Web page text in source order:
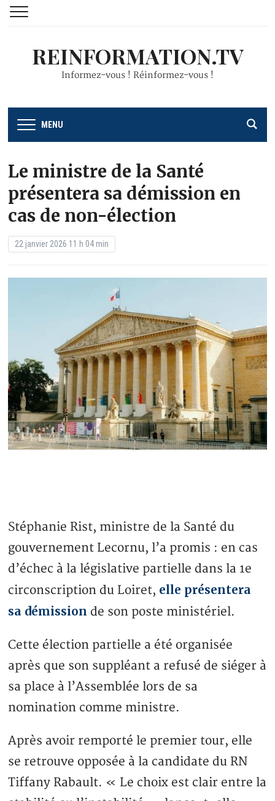
REINFORMATION.TV
Informez-vous ! Réinformez-vous !
MENU
Le ministre de la Santé
présentera sa démission en
cas de non-élection
22 janvier 2026 11 h 04 min
Stéphanie Rist, ministre de la Santé du
gouvernement Lecornu, l’a promis : en cas
d’échec à la législative partielle dans la 1e
circonscription du Loiret, elle présentera
sa démission de son poste ministériel.
Cette élection partielle a été organisée
après que son suppléant a refusé de siéger à
sa place à l’Assemblée lors de sa
nomination comme ministre.
Après avoir remporté le premier tour, elle
se retrouve opposée à la candidate du RN
Tiffany Rabault. « Le choix est clair entre la